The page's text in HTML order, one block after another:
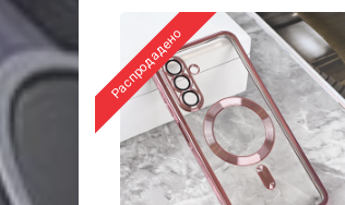
Распродадено